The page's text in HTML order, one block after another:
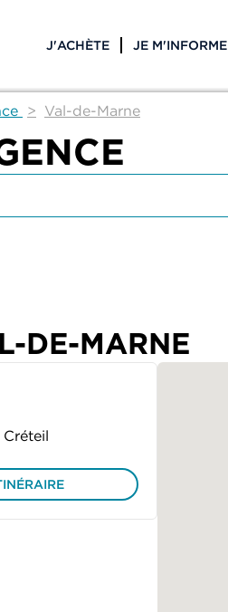
J'ACHÈTE JE M'INFORME
Val-de-Marne
DE-MARNE